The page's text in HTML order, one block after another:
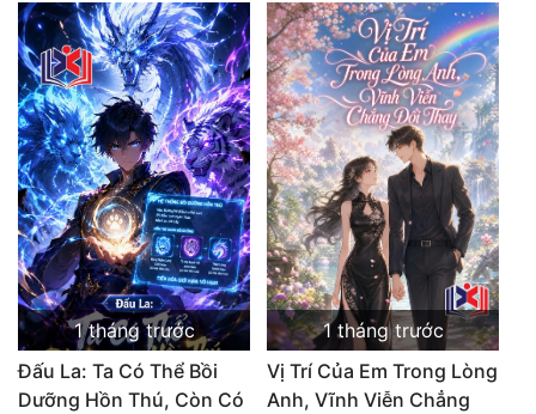
Đồng Nhân
Cẩu Đạo Trường Sinh
Ngự Thú
Truyện Nam
Truyện Nữ
Vô Địch Lưu
Xây Dựng Thế Lực
Đam Mỹ
1 tháng trước
Đấu La: Ta Có Thể Bồi
Dưỡng Hồn Thú, Còn Có
1 tháng trước
Vị Trí Của Em Trong Lòng
Anh, Vĩnh Viễn Chẳng